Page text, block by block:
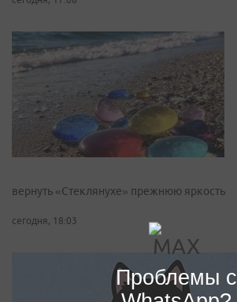
вернуть «Стеклянухе» прежнюю яркость
сегодня, 18:03
Проблемы с